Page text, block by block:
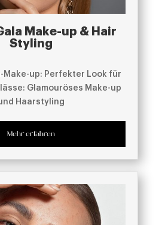
Make-up & Hair
Styling
Make-up: Perfekter Look für
Glamouröses Make-up
Haarstyling
Mehr erfahren